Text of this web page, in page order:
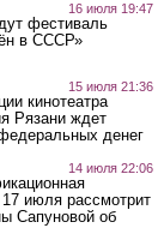
16 июля 19:47
фестиваль
в СССР»
15 июля 21:36
кинотеатра
Рязани ждет
денег
14 июля 22:06
июля рассмотрит
Сапуновой об